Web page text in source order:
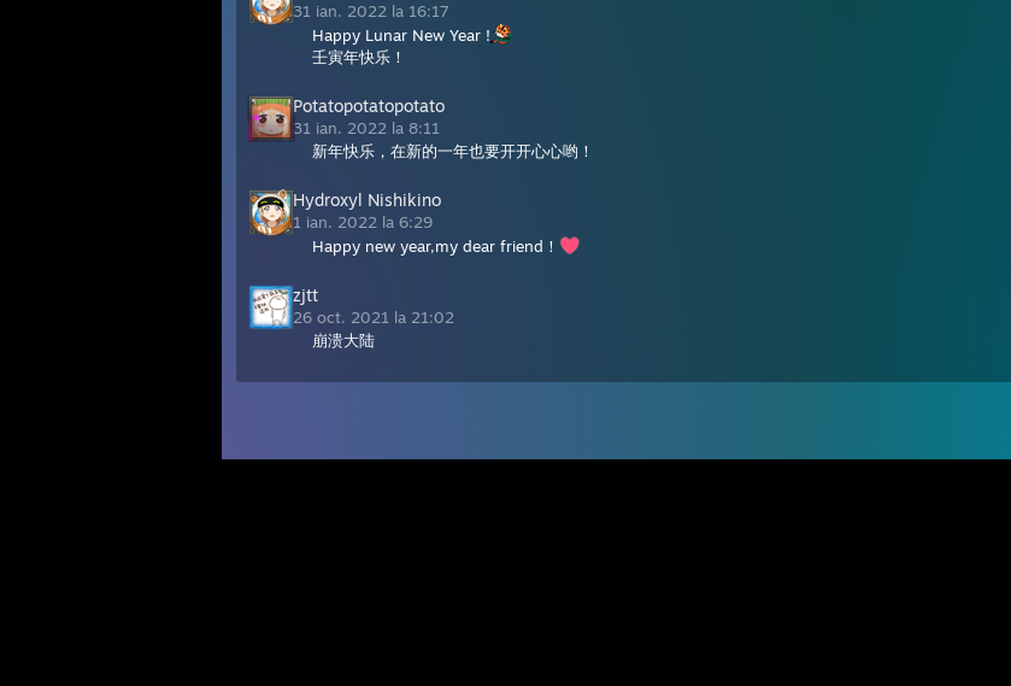
31 ian. 2022 la 16:17
Happy Lunar New Year !
壬寅年快乐！
Potatopotatopotato
31 ian. 2022 la 8:11
新年快乐，在新的一年也要开开心心哟！
Hydroxyl Nishikino
1 ian. 2022 la 6:29
Happy new year,my dear friend！
zjtt
26 oct. 2021 la 21:02
崩溃大陆